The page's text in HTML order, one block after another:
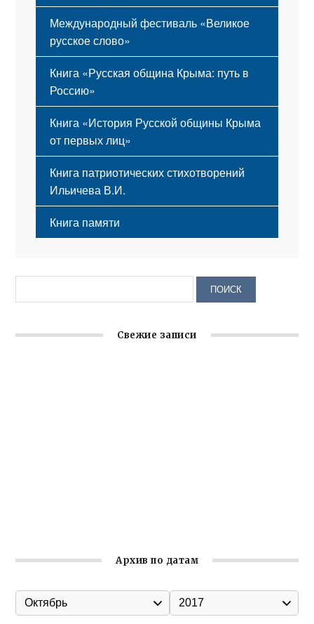
Международный фестиваль «Великое
русское слово»
Книга «Русская община Крыма: путь в
Россию»
Книга «История Русской общины Крыма
от первых лиц»
Книга патриотических стихотворений
Ильичева В.И.
Книга памяти
Свежие записи
Архив по датам